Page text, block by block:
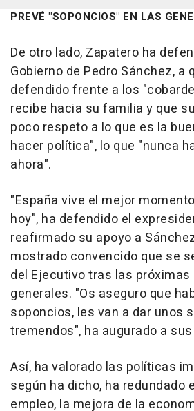
PREVÉ "SOPONCIOS" EN LAS
De otro lado, Zapatero ha
Gobierno de Pedro Sánchez, a
defendido frente a los
recibe hacia su familia y que
poco respeto a lo que es la
hacer política", lo que "nunca
ahora".
"España vive el mejor
hoy", ha defendido el
reafirmado su apoyo a
mostrado convencido que se
del Ejecutivo tras las
generales. "Os aseguro que
soponcios, les van a dar unos
tremendos", ha augurado a
Así, ha valorado las políticas
según ha dicho, ha redundado
empleo, la mejora de la